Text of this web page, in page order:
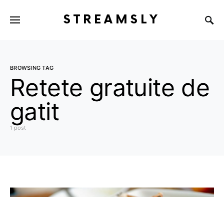
STREAMSLY
BROWSING TAG
Retete gratuite de
gatit
1 post